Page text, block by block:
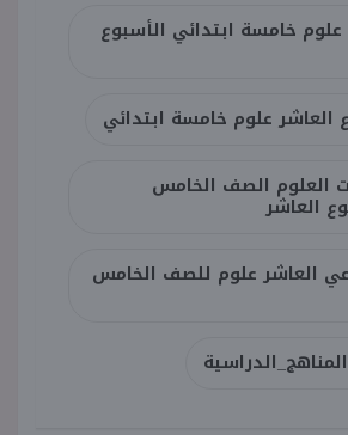
علوم خامسة ابتدائي الأسبوع
العاشر علوم خامسة ابتدائي
العلوم الصف الخامس
العاشر
العاشر علوم للصف الخامس